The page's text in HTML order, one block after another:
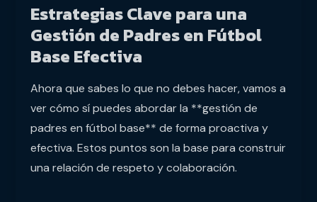
Estrategias Clave para una
Gestión de Padres en Fútbol
Base Efectiva
Ahora que sabes lo que no debes hacer, vamos a
ver cómo sí puedes abordar la **gestión de
padres en fútbol base** de forma proactiva y
efectiva. Estos puntos son la base para construir
una relación de respeto y colaboración.